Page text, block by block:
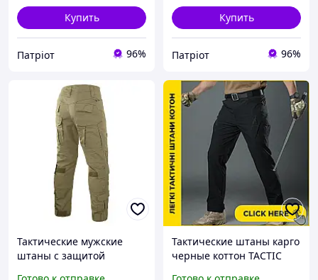
Купить
Патріот 96%
Купить
Патріот 96%
Тактические мужские
штаны с защитой
Тактические штаны карго
черные коттон TACTIC